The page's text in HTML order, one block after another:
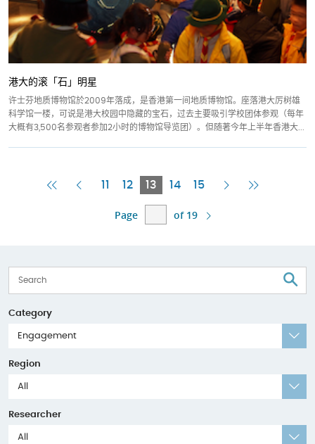
港大的滚「石」明星
许士芬地质博物馆於2009年落成，是香港第一间地质博物馆。座落港大厉树雄
科学馆一楼，可说是港大校园中隐藏的宝石，过去主要吸引学校团体参观（每年
大概有3,500名参观者参加2小时的博物馆导览团）。但随著今年上半年香港大...
FirstPrevious
11 12 13Current
14 15
Next Last
Page of 19
Category
Engagement
Region
All
Researcher
All